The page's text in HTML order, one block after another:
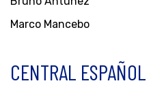
Marco Mancebo
CENTRAL ESPAÑOL